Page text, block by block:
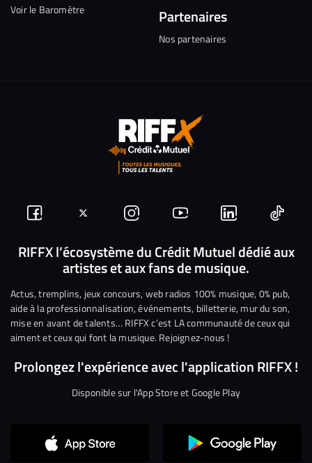
Voir le Baromètre Partenaires
Nos partenaires
Suivez-
nous
Facebook
Suivez-
nous
sur
Twitter
Nous
rejoindre
sur
Instagram
Nous
rejoindre
sur
YouTube
Nous
rejoindre
sur
Linkedin
Nous
RIFFX l’écosystème du Crédit Mutuel dédié aux
artistes et aux fans de musique.
Actus, tremplins, jeux concours, web radios 100% musique, 0% pub,
aide à la professionnalisation, événements, billetterie, mur du son,
mise en avant de talents… RIFFX c’est LA communauté de ceux qui
aiment et ceux qui font la musique. Rejoignez-nous !
Prolongez l'expérience avec l'application RIFFX !
Disponible sur l'App Store et Google Play